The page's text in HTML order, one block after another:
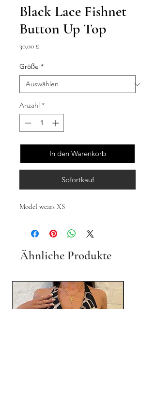
Black Lace Fishnet
Button Up Top
30,00 £Preis
Größe *
Anzahl *
In den Warenkorb
Sofortkauf
Model wears XS
Ähnliche Produkte